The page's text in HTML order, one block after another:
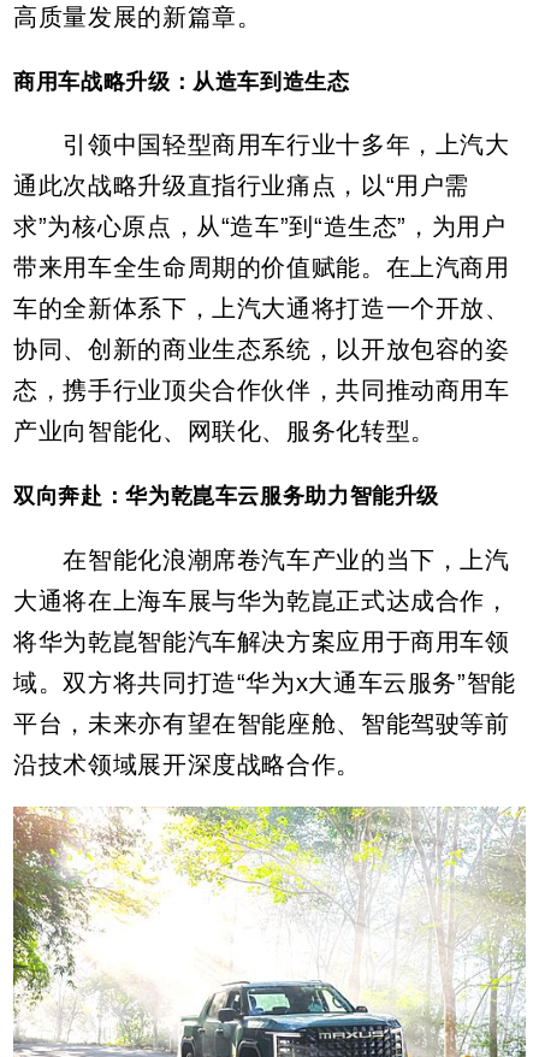
高质量发展的新篇章。
商用车战略升级：从造车到造生态
引领中国轻型商用车行业十多年，上汽大
通此次战略升级直指行业痛点，以“用户需
求”为核心原点，从“造车”到“造生态”，为用户
带来用车全生命周期的价值赋能。在上汽商用
车的全新体系下，上汽大通将打造一个开放、
协同、创新的商业生态系统，以开放包容的姿
态，携手行业顶尖合作伙伴，共同推动商用车
产业向智能化、网联化、服务化转型。
双向奔赴：华为乾崑车云服务助力智能升级
在智能化浪潮席卷汽车产业的当下，上汽
大通将在上海车展与华为乾崑正式达成合作，
将华为乾崑智能汽车解决方案应用于商用车领
域。双方将共同打造“华为x大通车云服务”智能
平台，未来亦有望在智能座舱、智能驾驶等前
沿技术领域展开深度战略合作。